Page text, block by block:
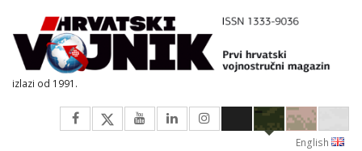
izlazi od 1991.
English